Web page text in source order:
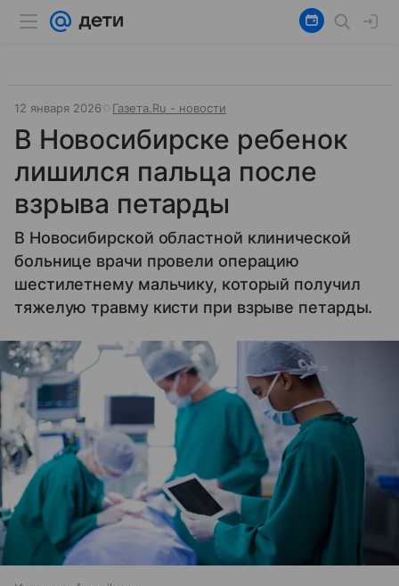
12 января 2026 Газета.Ru - новости
В Новосибирске ребенок
лишился пальца после
взрыва петарды
В Новосибирской областной клинической
больнице врачи провели операцию
шестилетнему мальчику, который получил
тяжелую травму кисти при взрыве петарды.